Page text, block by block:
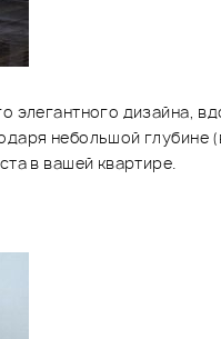
элегантного дизайна,
небольшой глубине
в вашей квартире.